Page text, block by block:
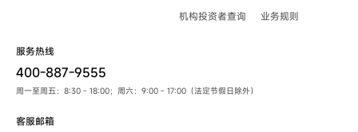
机构投资者查询
业务规则
服务热线
400-887-9555
周一至周五：8:30 - 18:00；周六：9:00 - 17:00（法定节假日除外）
客服邮箱